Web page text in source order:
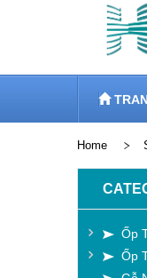
Home
Ốp
Ốp